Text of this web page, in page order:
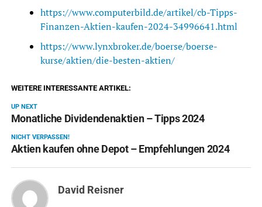
https://www.computerbild.de/artikel/cb-Tipps-
Finanzen-Aktien-kaufen-2024-34996641.html
https://www.lynxbroker.de/boerse/boerse-
kurse/aktien/die-besten-aktien/
WEITERE INTERESSANTE ARTIKEL:
UP NEXT
Monatliche Dividendenaktien – Tipps 2024
NICHT VERPASSEN!
Aktien kaufen ohne Depot – Empfehlungen 2024
David Reisner